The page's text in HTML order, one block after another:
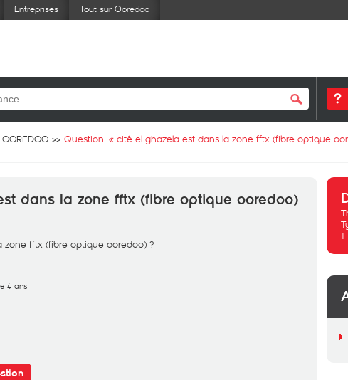
Entreprises Tout sur Ooredoo
OOREDOO Question: « cité el ghazela est dans la zone fftx (fibre optique
dans la zone fftx (fibre optique ooredoo)
zone fftx (fibre optique ooredoo) ?
4 ans
1